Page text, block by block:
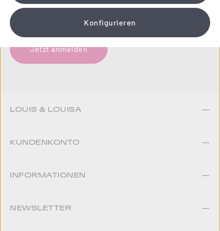
liebevoll gestalteten Newsletter.
Wir schenken Ihnen einen 10 % Gutschein!
Jetzt anmelden
LOUIS & LOUISA
KUNDENKONTO
INFORMATIONEN
NEWSLETTER
Konfigurieren